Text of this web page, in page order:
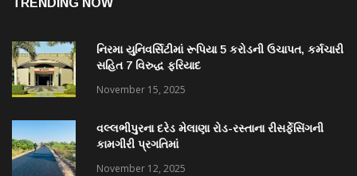
TRENDING NOW
નિરમા યુનિવર્સિટીમાં રૂપિયા 5 કરોડની ઉચાપત, કર્મચારી
સહિત 7 વિરુદ્ધ ફરિયાદ
November 15, 2025
વલ્લભીપુરના દરેડ મેલાણા રોડ-રસ્તાના રીસર્ફેસિંગની
કામગીરી પ્રગતિમાં
November 12, 2025